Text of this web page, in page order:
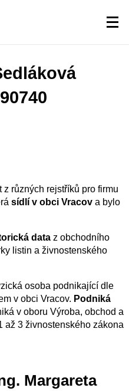
různých rejstříků pro firmu
sídlí v obci Vracova bylo
dataz obchodního
listin a živnostenského
osoba podnikající dle
v obci Vracov. Podniká
v oboru Výroba, obchod a
až 3 živnostenského zákona
Margareta